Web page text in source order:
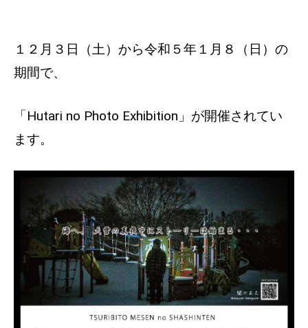
１２月３日（土）から令和５年１月８（日）の
期間で、
「Hutari no Photo Exhibition」が開催されてい
ます。